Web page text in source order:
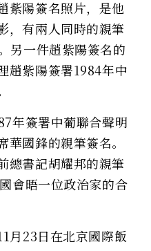
紫陽簽名照片，是他
，有兩人同時的親筆
另一件趙紫陽簽名的
趙紫陽簽署1984年中
年簽署中葡聯合聲明
國鋒的親筆簽名。
總書記胡耀邦的親筆
會晤一位政治家的合
月23日在北京國際飯